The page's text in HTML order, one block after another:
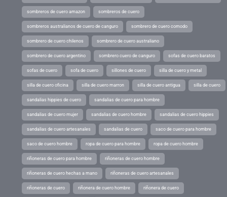
sombreros de cuero amazon sombreros de cuero
sombreros australianos de cuero de canguro sombrero de cuero comodo
sombrero de cuero chilenos sombrero de cuero australiano
sombrero de cuero argentino sombrero cuero de canguro sofas de cuero baratos
sofas de cuero sofa de cuero sillones de cuero silla de cuero y metal
silla de cuero oficina silla de cuero marron silla de cuero antigua silla de cuero
sandalias hippies de cuero sandalias de cuero para hombre
sandalias de cuero mujer sandalias de cuero hombre sandalias de cuero hippies
sandalias de cuero artesanales sandalias de cuero saco de cuero para hombre
saco de cuero hombre ropa de cuero para hombre ropa de cuero hombre
riñoneras de cuero para hombre riñoneras de cuero hombre
riñoneras de cuero hechas a mano riñoneras de cuero artesanales
riñoneras de cuero riñonera de cuero hombre riñonera de cuero